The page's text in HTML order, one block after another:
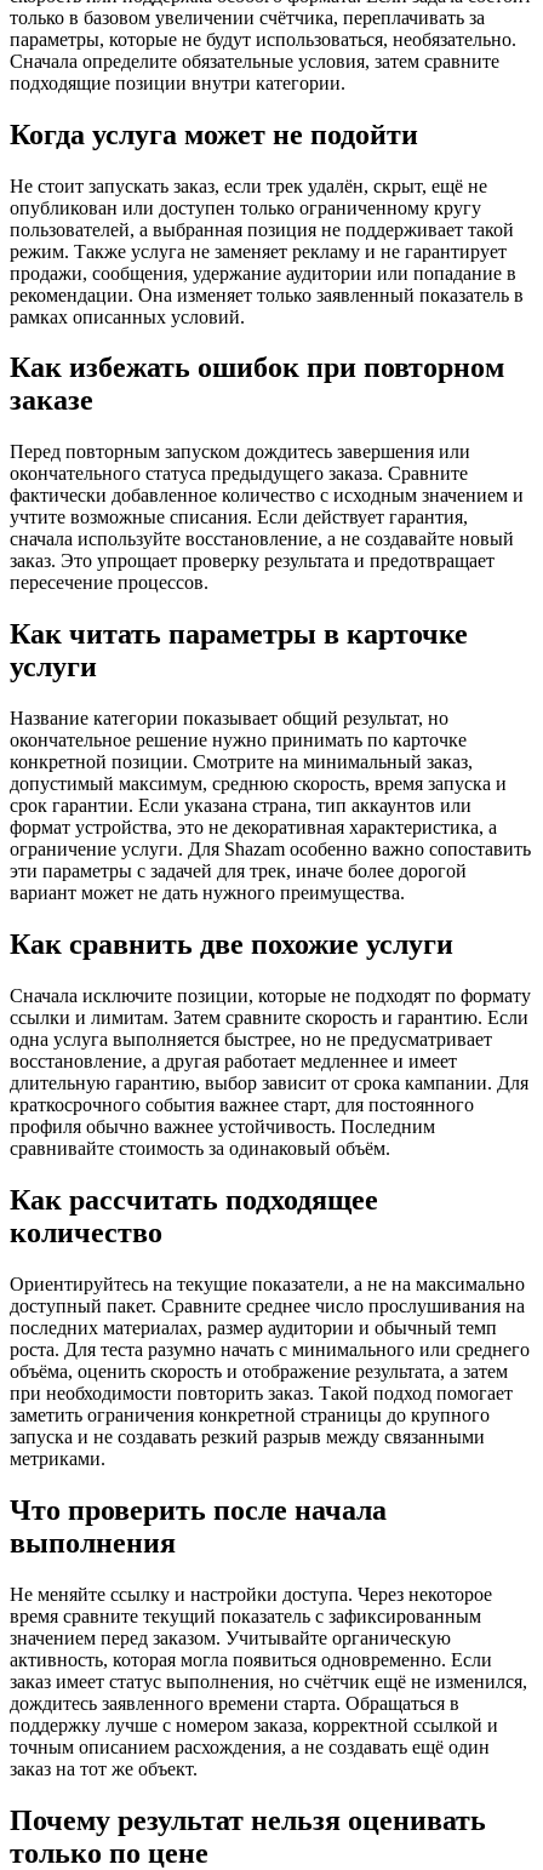
только в базовом увеличении счётчика, переплачивать за
параметры, которые не будут использоваться, необязательно.
Сначала определите обязательные условия, затем сравните
подходящие позиции внутри категории.
Когда услуга может не подойти
Не стоит запускать заказ, если трек удалён, скрыт, ещё не
опубликован или доступен только ограниченному кругу
пользователей, а выбранная позиция не поддерживает такой
режим. Также услуга не заменяет рекламу и не гарантирует
продажи, сообщения, удержание аудитории или попадание в
рекомендации. Она изменяет только заявленный показатель в
рамках описанных условий.
Как избежать ошибок при повторном
заказе
Перед повторным запуском дождитесь завершения или
окончательного статуса предыдущего заказа. Сравните
фактически добавленное количество с исходным значением и
учтите возможные списания. Если действует гарантия,
сначала используйте восстановление, а не создавайте новый
заказ. Это упрощает проверку результата и предотвращает
пересечение процессов.
Как читать параметры в карточке
услуги
Название категории показывает общий результат, но
окончательное решение нужно принимать по карточке
конкретной позиции. Смотрите на минимальный заказ,
допустимый максимум, среднюю скорость, время запуска и
срок гарантии. Если указана страна, тип аккаунтов или
формат устройства, это не декоративная характеристика, а
ограничение услуги. Для Shazam особенно важно сопоставить
эти параметры с задачей для трек, иначе более дорогой
вариант может не дать нужного преимущества.
Как сравнить две похожие услуги
Сначала исключите позиции, которые не подходят по формату
ссылки и лимитам. Затем сравните скорость и гарантию. Если
одна услуга выполняется быстрее, но не предусматривает
восстановление, а другая работает медленнее и имеет
длительную гарантию, выбор зависит от срока кампании. Для
краткосрочного события важнее старт, для постоянного
профиля обычно важнее устойчивость. Последним
сравнивайте стоимость за одинаковый объём.
Как рассчитать подходящее
количество
Ориентируйтесь на текущие показатели, а не на максимально
доступный пакет. Сравните среднее число прослушивания на
последних материалах, размер аудитории и обычный темп
роста. Для теста разумно начать с минимального или среднего
объёма, оценить скорость и отображение результата, а затем
при необходимости повторить заказ. Такой подход помогает
заметить ограничения конкретной страницы до крупного
запуска и не создавать резкий разрыв между связанными
метриками.
Что проверить после начала
выполнения
Не меняйте ссылку и настройки доступа. Через некоторое
время сравните текущий показатель с зафиксированным
значением перед заказом. Учитывайте органическую
активность, которая могла появиться одновременно. Если
заказ имеет статус выполнения, но счётчик ещё не изменился,
дождитесь заявленного времени старта. Обращаться в
поддержку лучше с номером заказа, корректной ссылкой и
точным описанием расхождения, а не создавать ещё один
заказ на тот же объект.
Почему результат нельзя оценивать
только по цене